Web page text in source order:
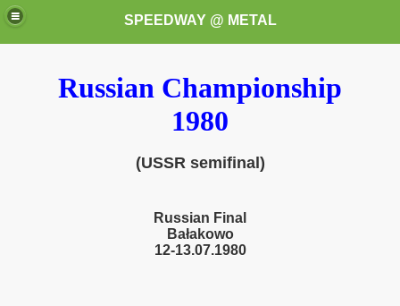
SPEEDWAY @ METAL
Russian Championship
1980
(USSR semifinal)
Russian Final
Bałakowo
12-13.07.1980
these speedway programms)
(My speedway programmes to exchange or sale)